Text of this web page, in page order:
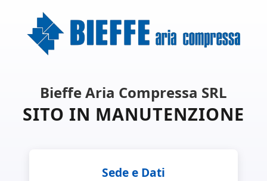
Bieffe Aria Compressa SRL
SITO IN MANUTENZIONE
Sede e Dati